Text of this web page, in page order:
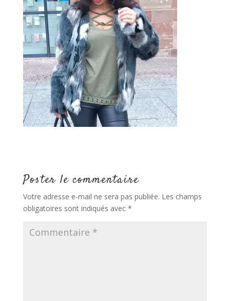
Poster le commentaire
Votre adresse e-mail ne sera pas publiée. Les champs
obligatoires sont indiqués avec *